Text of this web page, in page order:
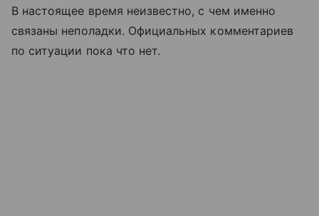
В настоящее время неизвестно, с чем именно
связаны неполадки. Официальных комментариев
по ситуации пока что нет.